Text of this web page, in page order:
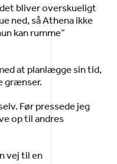
bliver overskueligt
ned, så Athena ikke
kan rumme”
at planlægge sin tid,
grænser.
Før pressede jeg
op til andres
vej til en